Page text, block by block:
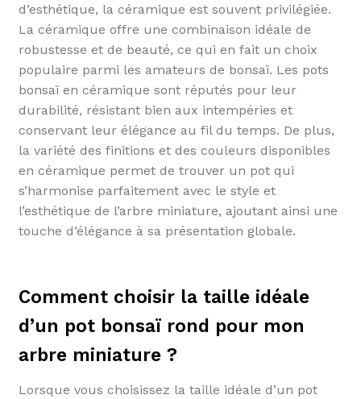
d’esthétique, la céramique est souvent privilégiée.
La céramique offre une combinaison idéale de
robustesse et de beauté, ce qui en fait un choix
populaire parmi les amateurs de bonsaï. Les pots
bonsaï en céramique sont réputés pour leur
durabilité, résistant bien aux intempéries et
conservant leur élégance au fil du temps. De plus,
la variété des finitions et des couleurs disponibles
en céramique permet de trouver un pot qui
s’harmonise parfaitement avec le style et
l’esthétique de l’arbre miniature, ajoutant ainsi une
touche d’élégance à sa présentation globale.
Comment choisir la taille idéale
d’un pot bonsaï rond pour mon
arbre miniature ?
Lorsque vous choisissez la taille idéale d’un pot